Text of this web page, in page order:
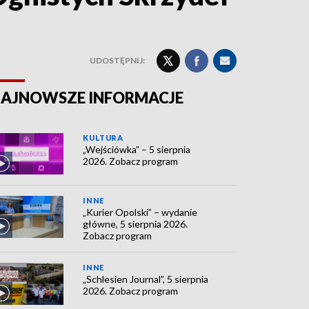
UDOSTĘPNIJ:
INFORMACJE
KULTURA
„Wejściówka” – 5 sierpnia
2026. Zobacz program
INNE
„Kurier Opolski” – wydanie
główne, 5 sierpnia 2026.
Zobacz program
INNE
„Schlesien Journal”, 5 sierpnia
2026. Zobacz program